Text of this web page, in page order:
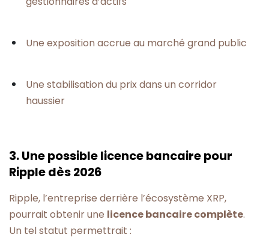
Une exposition accrue au marché grand public
Une stabilisation du prix dans un corridor
haussier
3. Une possible licence bancaire pour
Ripple dès 2026
Ripple, l’entreprise derrière l’écosystème XRP,
pourrait obtenir une licence bancaire complète.
Un tel statut permettrait :